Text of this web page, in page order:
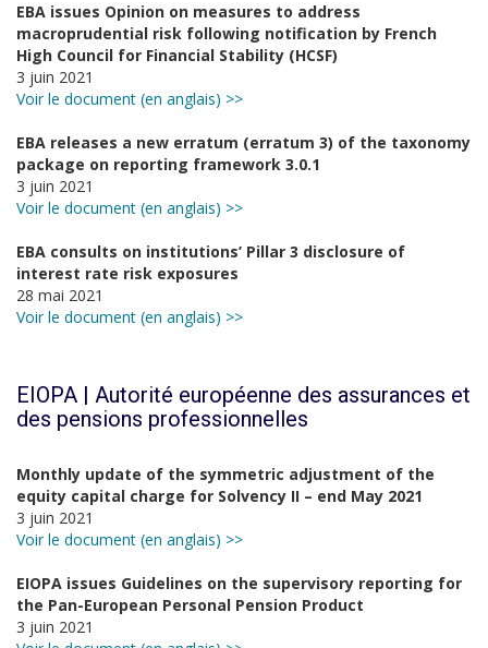
EBA issues Opinion on measures to address
macroprudential risk following notification by French
High Council for Financial Stability (HCSF)
3 juin 2021
Voir le document (en anglais) >>
EBA releases a new erratum (erratum 3) of the taxonomy
package on reporting framework 3.0.1
3 juin 2021
Voir le document (en anglais) >>
EBA consults on institutions’ Pillar 3 disclosure of
interest rate risk exposures
28 mai 2021
Voir le document (en anglais) >>
EIOPA | Autorité européenne des assurances et
des pensions professionnelles
Monthly update of the symmetric adjustment of the
equity capital charge for Solvency II – end May 2021
3 juin 2021
Voir le document (en anglais) >>
EIOPA issues Guidelines on the supervisory reporting for
the Pan-European Personal Pension Product
3 juin 2021